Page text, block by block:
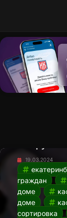
Кафе в
19.03.2024
граждан
доме
доме
сортировка